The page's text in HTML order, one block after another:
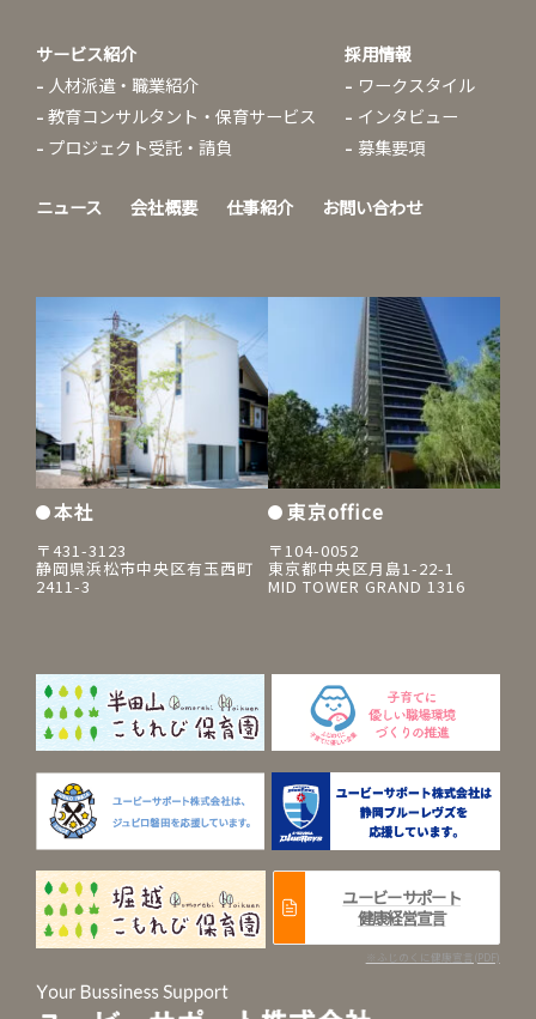
サービス紹介
人材派遣・職業紹介
教育コンサルタント・保育サービス
プロジェクト受託・請負
採用情報
ワークスタイル
インタビュー
募集要項
ニュース 会社概要 仕事紹介 お問い合わせ
本社
〒431-3123
静岡県浜松市中央区有玉西町
2411-3
東京office
〒104-0052
東京都中央区月島1-22-1
MID TOWER GRAND 1316
ユービーサポート
健康経営宣言
※ふじのくに健康宣言(PDF)